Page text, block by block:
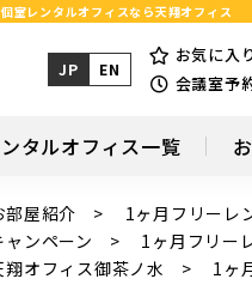
室レンタルオフィスなら天翔オフィス
JP EN
お気に入
会議室予
タルオフィス一覧
部屋紹介
1ヶ月フリーレ
ャンペーン
1ヶ月フリー
翔オフィス御茶ノ水 1ヶ